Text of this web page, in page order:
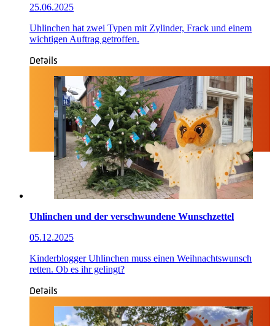
25.06.2025
Uhlinchen hat zwei Typen mit Zylinder, Frack und einem
wichtigen Auftrag getroffen.
Details
Uhlinchen und der verschwundene Wunschzettel
05.12.2025
Kinderblogger Uhlinchen muss einen Weihnachtswunsch
retten. Ob es ihr gelingt?
Details